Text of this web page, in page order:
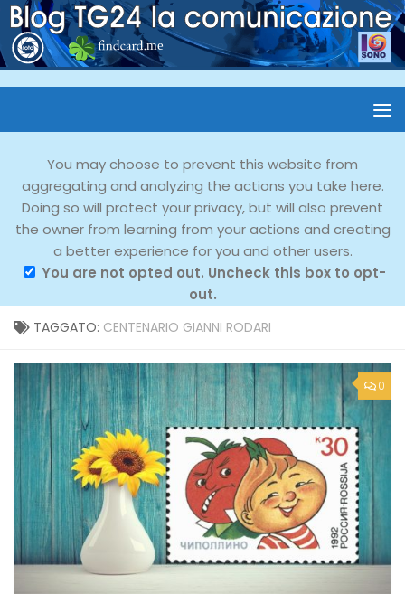
You may choose to prevent this website from
aggregating and analyzing the actions you take here.
Doing so will protect your privacy, but will also prevent
the owner from learning from your actions and creating
a better experience for you and other users.
You are not opted out. Uncheck this box to opt-
out.
TAGGATO: CENTENARIO GIANNI RODARI
0